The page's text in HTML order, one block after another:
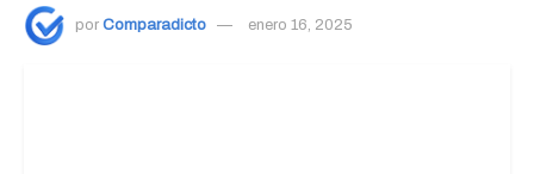
por Comparadicto enero 16, 2025